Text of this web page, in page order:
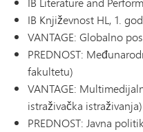
IB Književnost HL, 1.
VANTAGE: Globalno
PREDNOST:
fakultetu)
VANTAGE:
istraživačka istraživanja)
PREDNOST: Javna